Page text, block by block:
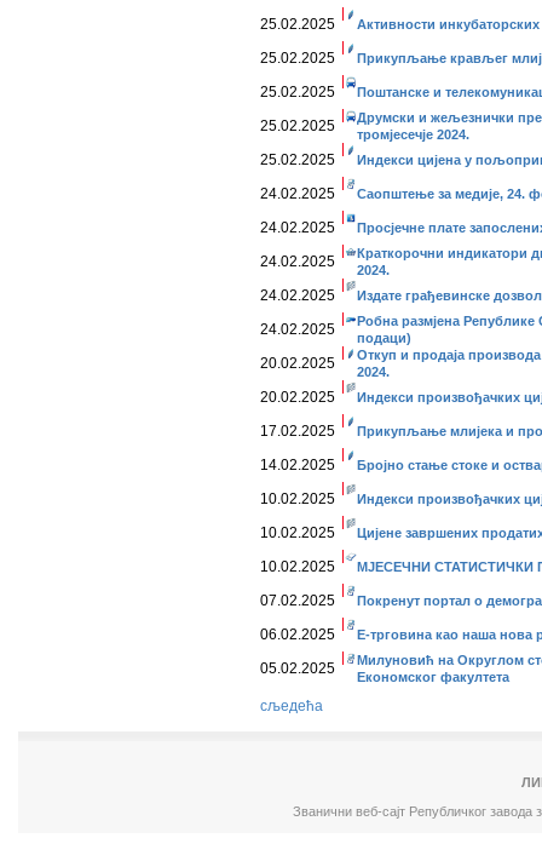
25.02.2025 Активности инкубаторских
25.02.2025 Прикупљање крављег
25.02.2025 Поштанске и
25.02.2025
Друмски и жељезнички
тромјесечје 2024.
25.02.2025 Индекси цијена у
24.02.2025 Саопштење за медије, 24.
24.02.2025 Просјечне плате
24.02.2025
Краткорочни индикатори
2024.
24.02.2025 Издате грађевинске
24.02.2025
Робна размјена Републике
подаци)
20.02.2025
Откуп и продаја
2024.
20.02.2025 Индекси произвођачких
17.02.2025 Прикупљање млијека и
14.02.2025 Бројно стање стоке и
10.02.2025 Индекси произвођачких
10.02.2025 Цијене завршених
10.02.2025 МЈЕСЕЧНИ СТАТИСТИЧКИ
07.02.2025 Покренут портал о
06.02.2025 Е-трговина као наша нова
05.02.2025
Милуновић на Округлом
Економског факултета
сљедећа
Званични веб-сајт Републичког